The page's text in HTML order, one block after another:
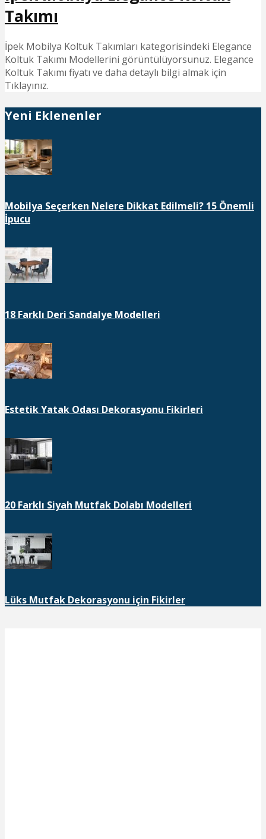
Takımı
İpek Mobilya Koltuk Takımları kategorisindeki Elegance
Koltuk Takımı Modellerini görüntülüyorsunuz. Elegance
Koltuk Takımı fiyatı ve daha detaylı bilgi almak için
Tıklayınız.
Yeni Eklenenler
Mobilya Seçerken Nelere Dikkat Edilmeli? 15 Önemli
İpucu
18 Farklı Deri Sandalye Modelleri
Estetik Yatak Odası Dekorasyonu Fikirleri
20 Farklı Siyah Mutfak Dolabı Modelleri
Lüks Mutfak Dekorasyonu için Fikirler